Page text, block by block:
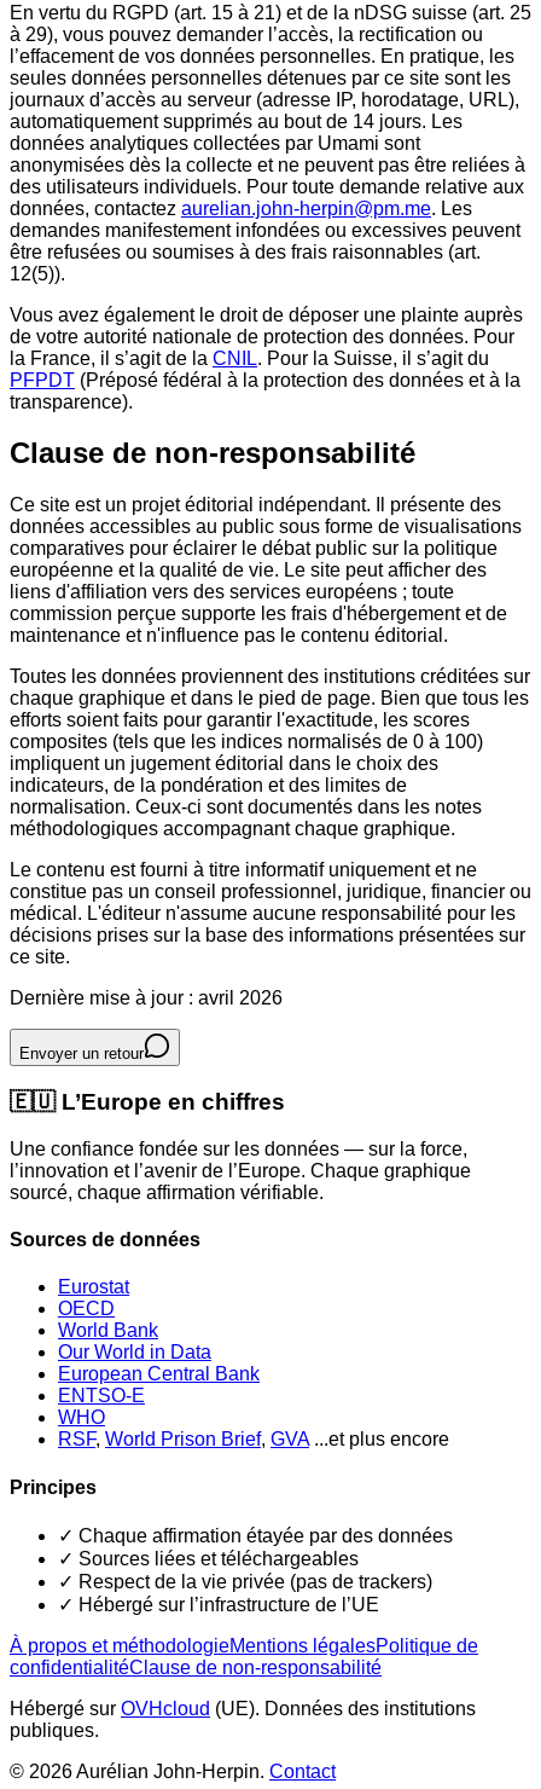
En vertu du RGPD (art. 15 à 21) et de la nDSG suisse (art. 25
à 29), vous pouvez demander l’accès, la rectification ou
l’effacement de vos données personnelles. En pratique, les
seules données personnelles détenues par ce site sont les
journaux d’accès au serveur (adresse IP, horodatage, URL),
automatiquement supprimés au bout de 14 jours. Les
données analytiques collectées par Umami sont
anonymisées dès la collecte et ne peuvent pas être reliées à
des utilisateurs individuels. Pour toute demande relative aux
données, contactez aurelian.john-herpin@pm.me. Les
demandes manifestement infondées ou excessives peuvent
être refusées ou soumises à des frais raisonnables (art.
12(5)).
Vous avez également le droit de déposer une plainte auprès
de votre autorité nationale de protection des données. Pour
la France, il s’agit de la CNIL. Pour la Suisse, il s’agit du
PFPDT (Préposé fédéral à la protection des données et à la
transparence).
Clause de non-responsabilité
Ce site est un projet éditorial indépendant. Il présente des
données accessibles au public sous forme de visualisations
comparatives pour éclairer le débat public sur la politique
européenne et la qualité de vie. Le site peut afficher des
liens d'affiliation vers des services européens ; toute
commission perçue supporte les frais d'hébergement et de
maintenance et n'influence pas le contenu éditorial.
Toutes les données proviennent des institutions créditées sur
chaque graphique et dans le pied de page. Bien que tous les
efforts soient faits pour garantir l'exactitude, les scores
composites (tels que les indices normalisés de 0 à 100)
impliquent un jugement éditorial dans le choix des
indicateurs, de la pondération et des limites de
normalisation. Ceux-ci sont documentés dans les notes
méthodologiques accompagnant chaque graphique.
Le contenu est fourni à titre informatif uniquement et ne
constitue pas un conseil professionnel, juridique, financier ou
médical. L'éditeur n'assume aucune responsabilité pour les
décisions prises sur la base des informations présentées sur
ce site.
Dernière mise à jour : avril 2026
Envoyer un retour
🇪🇺 L’Europe en chiffres
Une confiance fondée sur les données — sur la force,
l’innovation et l’avenir de l’Europe. Chaque graphique
sourcé, chaque affirmation vérifiable.
Sources de données
Eurostat
OECD
World Bank
Our World in Data
European Central Bank
ENTSO-E
WHO
RSF, World Prison Brief, GVA ...et plus encore
Principes
✓ Chaque affirmation étayée par des données
✓ Sources liées et téléchargeables
✓ Respect de la vie privée (pas de trackers)
✓ Hébergé sur l’infrastructure de l’UE
À propos et méthodologieMentions légalesPolitique de
confidentialitéClause de non-responsabilité
Hébergé sur OVHcloud (UE). Données des institutions
publiques.
© 2026Aurélian John-Herpin. Contact